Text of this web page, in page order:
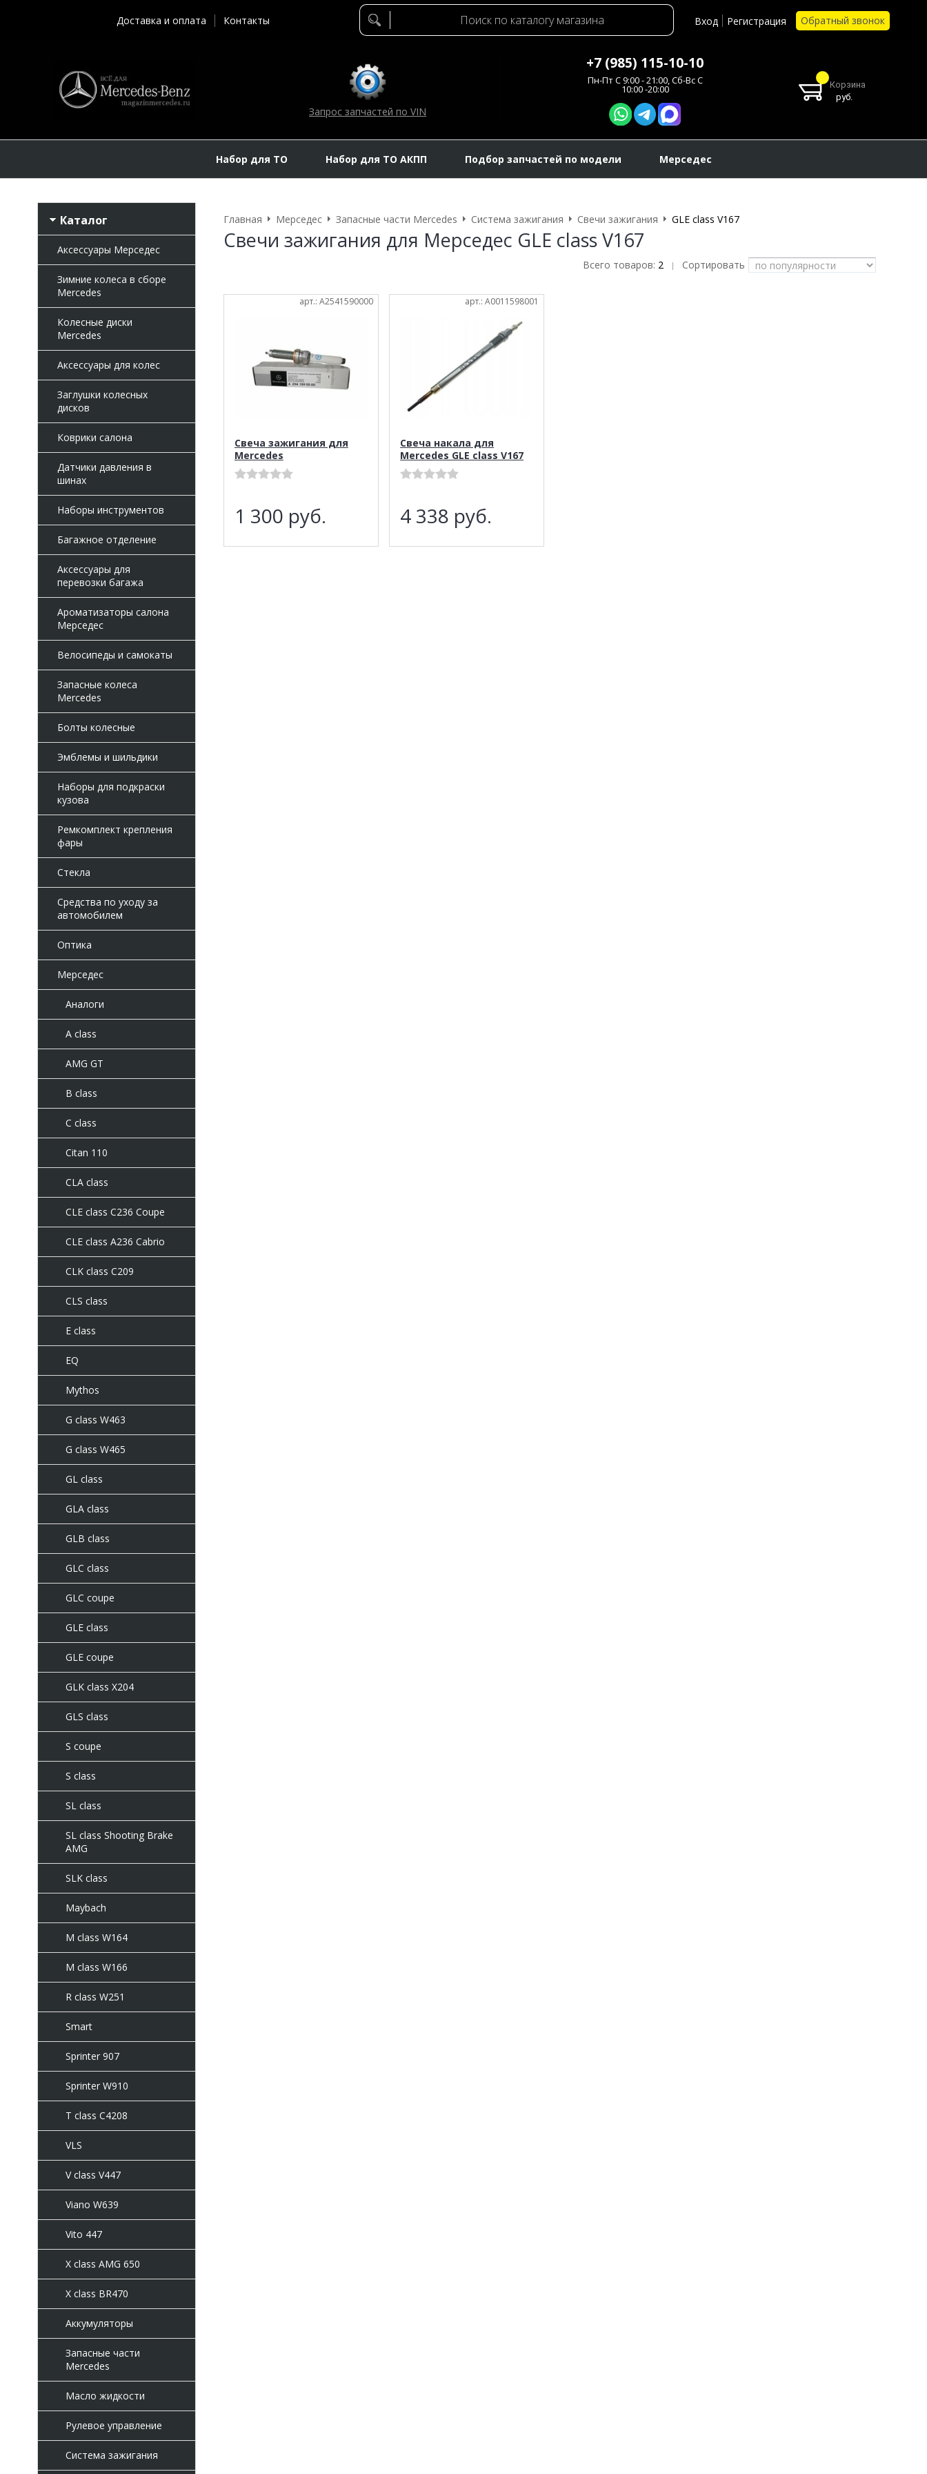
Доставка и оплата Контакты Вход Регистрация Обратный звонок
Запрос запчастей по VIN
+7 (985) 115-10-10
Пн-Пт C 9:00 - 21:00, Сб-Вс С
10:00 -20:00
Корзина
руб.
Набор для ТО Набор для ТО АКПП Подбор запчастей по модели Мерседес
Каталог
Аксессуары Мерседес
Зимние колеса в сборе
Mercedes
Колесные диски
Mercedes
Аксессуары для колес
Заглушки колесных
дисков
Коврики салона
Датчики давления в
шинах
Наборы инструментов
Багажное отделение
Аксессуары для
перевозки багажа
Ароматизаторы салона
Мерседес
Велосипеды и самокаты
Запасные колеса
Mercedes
Болты колесные
Эмблемы и шильдики
Наборы для подкраски
кузова
Ремкомплект крепления
фары
Стекла
Средства по уходу за
автомобилем
Оптика
Мерседес
Аналоги
A class
AMG GT
B class
C class
Citan 110
CLA class
CLE class C236 Coupe
CLE class A236 Cabrio
CLK class C209
CLS class
E class
EQ
Mythos
G class W463
G class W465
GL class
GLA class
GLB class
GLC class
GLC coupe
GLE class
GLE coupe
GLK class X204
GLS class
S coupe
S class
SL class
SL class Shooting Brake
AMG
SLK class
Maybach
M class W164
M class W166
R class W251
Smart
Sprinter 907
Sprinter W910
T class C4208
VLS
V class V447
Viano W639
Vito 447
X class AMG 650
X class BR470
Аккумуляторы
Запасные части
Mercedes
Масло жидкости
Рулевое управление
Система зажигания
Главная Мерседес Запасные части Mercedes Система зажигания Свечи зажигания GLE class V167
Свечи зажигания для Мерседес GLE class V167
Всего товаров: 2 | Сортировать
арт.: A2541590000
Свеча зажигания для
Mercedes
1 300 руб.
арт.: A0011598001
Свеча накала для
Mercedes GLE class V167
4 338 руб.